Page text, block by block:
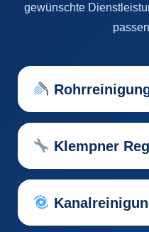
gewünschte
Klempner